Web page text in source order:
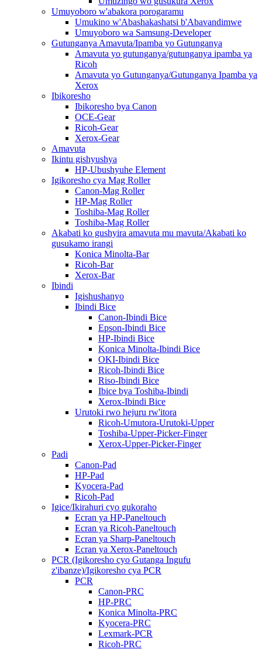
Umuyoboro w'abakora porogaramu
Umukino w'Abashakashatsi b'Abavandimwe
Umuyoboro wa Samsung-Developer
Gutunganya Amavuta/Ipamba yo Gutunganya
Amavuta yo gutunganya/gutunganya ipamba ya
Ricoh
Amavuta yo Gutunganya/Gutunganya Ipamba ya
Xerox
Ibikoresho
Ibikoresho bya Canon
OCE-Gear
Ricoh-Gear
Xerox-Gear
Amavuta
Ikintu gishyushya
HP-Ubushyuhe Element
Igikoresho cya Mag Roller
Canon-Mag Roller
HP-Mag Roller
Toshiba-Mag Roller
Toshiba-Mag Roller
Akabati ko gushyira amavuta mu mavuta/Akabati ko
gusukamo irangi
Konica Minolta-Bar
Ricoh-Bar
Xerox-Bar
Ibindi
Igishushanyo
Ibindi Bice
Canon-Ibindi Bice
Epson-Ibindi Bice
HP-Ibindi Bice
Konica Minolta-Ibindi Bice
OKI-Ibindi Bice
Ricoh-Ibindi Bice
Riso-Ibindi Bice
Ibice bya Toshiba-Ibindi
Xerox-Ibindi Bice
Urutoki rwo hejuru rw'itora
Ricoh-Umutora-Urutoki-Upper
Toshiba-Upper-Picker-Finger
Xerox-Upper-Picker-Finger
Padi
Canon-Pad
HP-Pad
Kyocera-Pad
Ricoh-Pad
Igice/Ikirahuri cyo gukoraho
Ecran ya HP-Paneltouch
Ecran ya Ricoh-Paneltouch
Ecran ya Sharp-Paneltouch
Ecran ya Xerox-Paneltouch
PCR (Igikoresho cyo Gutanga Ingufu
z'ibanze)/Igikoresho cya PCR
PCR
Canon-PRC
HP-PRC
Konica Minolta-PRC
Kyocera-PRC
Lexmark-PCR
Ricoh-PRC